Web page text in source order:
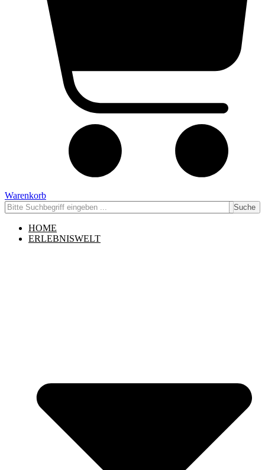
Warenkorb
Suche
HOME
ERLEBNISWELT